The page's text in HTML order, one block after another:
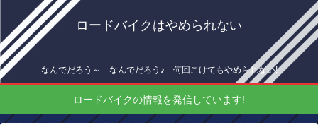
ロードバイクはやめられない
なんでだろう～ なんでだろう♪ 何回こけてもやめられない!
ロードバイクの情報を発信しています!